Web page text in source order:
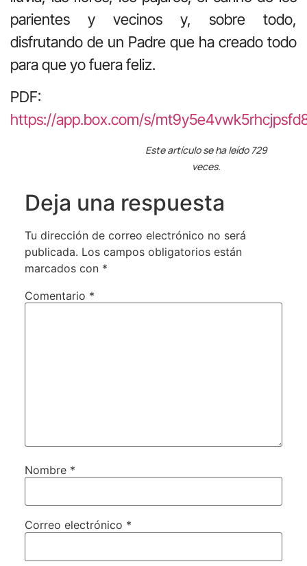
parientes y vecinos y, sobre todo,
disfrutando de un Padre que ha creado todo
para que yo fuera feliz.
PDF:
https://app.box.com/s/
Este artículo se ha leído 729
veces.
Deja una respuesta
Tu dirección de correo electrónico no será
publicada. Los campos obligatorios están
marcados con *
Comentario *
Nombre *
Correo electrónico *